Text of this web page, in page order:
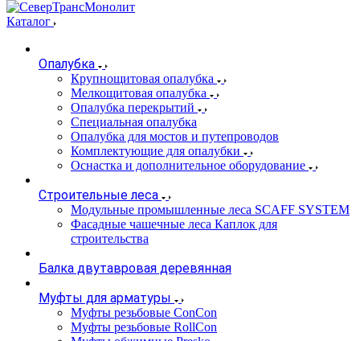
Каталог
Опалубка
Крупнощитовая опалубка
Мелкощитовая опалубка
Опалубка перекрытий
Специальная опалубка
Опалубка для мостов и путепроводов
Комплектующие для опалубки
Оснастка и дополнительное оборудование
Строительные леса
Модульные промышленные леса SCAFF SYSTEM
Фасадные чашечные леса Каплок для
строительства
Балка двутавровая деревянная
Муфты для арматуры
Муфты резьбовые ConCon
Муфты резьбовые RollCon